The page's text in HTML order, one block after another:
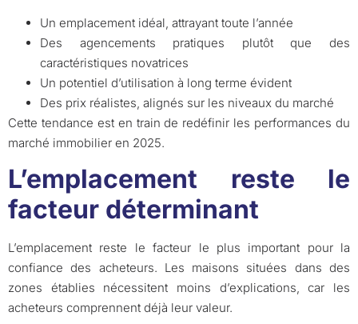
Un emplacement idéal, attrayant toute l’année
Des agencements pratiques plutôt que des
caractéristiques novatrices
Un potentiel d’utilisation à long terme évident
Des prix réalistes, alignés sur les niveaux du marché
Cette tendance est en train de redéfinir les performances du
marché immobilier en 2025.
L’emplacement reste le
facteur déterminant
L’emplacement reste le facteur le plus important pour la
confiance des acheteurs. Les maisons situées dans des
zones établies nécessitent moins d’explications, car les
acheteurs comprennent déjà leur valeur.